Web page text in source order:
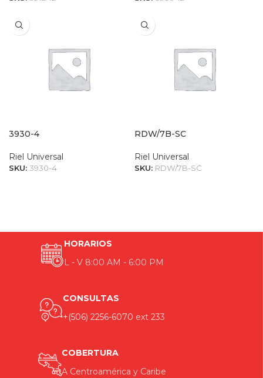
3930-4
Riel Universal
SKU: 3930-4
RDW/7B-SC
Riel Universal
SKU: RDW/7B-SC
HORARIOS
L - V 8:00 AM - 6:00 PM
CONSULTAS
+(506) 2256-6070 ext 233
COBERTURA
A Centroamérica y Caribe